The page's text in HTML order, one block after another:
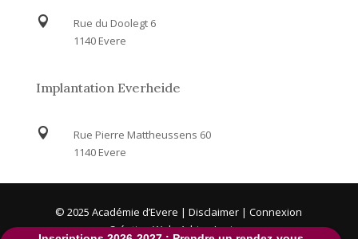

Rue du Doolegt 6
1140 Evere
Implantation Everheide

Rue Pierre Mattheussens 60
1140 Evere
© 2025 Académie d’Evere | Disclaimer |Connexion
Création Web:Adrien Lociuro